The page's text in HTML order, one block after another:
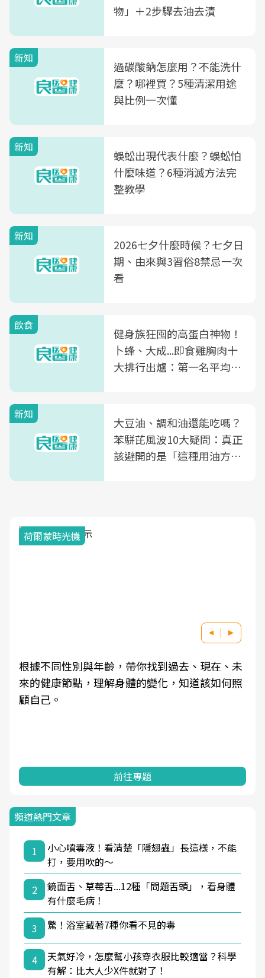
物」＋2步驟去油去漬
新知
過碳酸鈉怎麼用？不能洗什
麼？哪裡買？5種清潔用途
與比例一次懂
新知
蜈蚣出現代表什麼？蜈蚣怕
什麼味道？6種消滅方法完
整教學
新知
2026七夕什麼時候？七夕日
期、由來與3習俗8禁忌一次
看
飲食
健身族狂囤的高蛋白神物！
卜蜂、大成...即食雞胸肉十
大排行出爐：第一名平均一
新知
大豆油、調和油還能吃嗎？
苯駢芘風波10大疑問：真正
該避開的是「這種用油方
荷爾蒙時光機
根據不同性別與年齡，帶你找到過去、現在、未
來的健康節點，理解身體的變化，知道該如何照
顧自己。
前往專題
頻道熱門文章
1
小心噴毒液！看清楚「隱翅蟲」長這樣，不能
打，要用吹的～
2
鏡面舌、草莓舌...12種「問題舌頭」，看身體
有什麼毛病！
3
驚！浴室藏著7種你看不見的毒
4
天氣好冷，怎麼幫小孩穿衣服比較適當？科學
有解：比大人少X件就對了！